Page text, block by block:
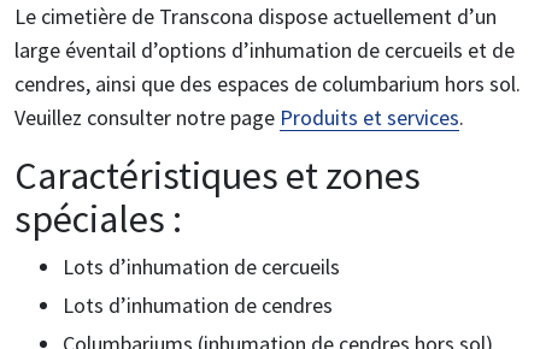
Le cimetière de Transcona dispose actuellement d’un
large éventail d’options d’inhumation de cercueils et de
cendres, ainsi que des espaces de columbarium hors sol.
Veuillez consulter notre page Produits et services.
Caractéristiques et zones
spéciales :
Lots d’inhumation de cercueils
Lots d’inhumation de cendres